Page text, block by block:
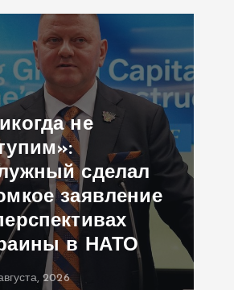
не
сделал
заявление
в НАТО
2026